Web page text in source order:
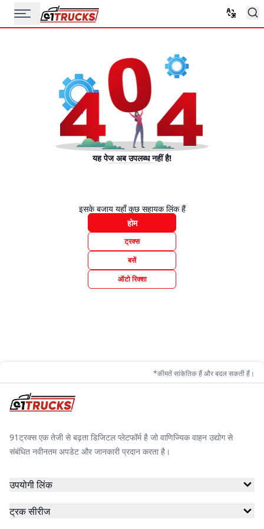
यह पेज अब उपलब्ध नहीं है!
इसके बजाय यहाँ कुछ सहायक लिंक हैं
होम
ट्रक्स
बसें
ऑटो रिक्शा
*कीमतें सांकेतिक हैं और बदल सकती हैं।
91ट्रक्स एक तेजी से बढ़ता डिजिटल प्लेटफॉर्म है जो वाणिज्यिक वाहन उद्योग से
संबंधित नवीनतम अपडेट और जानकारी प्रदान करता है।
उपयोगी लिंक
ट्रक सीरीज